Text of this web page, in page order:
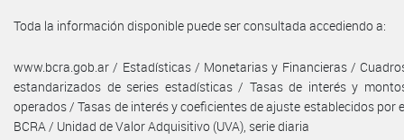
Toda la información disponible puede ser consultada accediendo a:
www.bcra.gob.ar / Estadísticas / Monetarias y Financieras /
estandarizados de series estadísticas / Tasas de interés y
operados / Tasas de interés y coeficientes de ajuste establecidos por
BCRA / Unidad de Valor Adquisitivo (UVA), serie diaria